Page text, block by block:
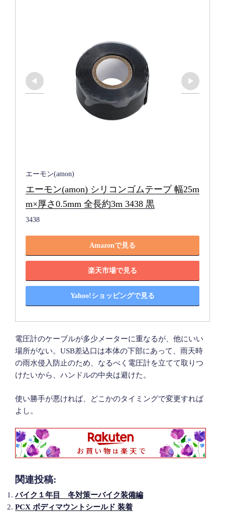
エーモン(amon)
エーモン(amon) シリコンゴムテープ 幅25m
m×厚さ0.5mm 全長約3m 3438 黒
3438
Amazonで見る
楽天市場で見る
Yahoo!ショッピングで見る
電圧計のケーブルが多少メーターに重なるが、他にいい
場所がない。USB差込口は本体の下部にあって、雨天時
の雨水侵入防止のため、なるべく電圧計を立てて取りつ
けたいから、ハンドルの中央は避けた。
使い勝手が悪ければ、どこかのタイミングで変更すれば
よし。
関連投稿:
バイク１年目 冬対策ーバイク装備編
PCX ボディマウントシールド 装着